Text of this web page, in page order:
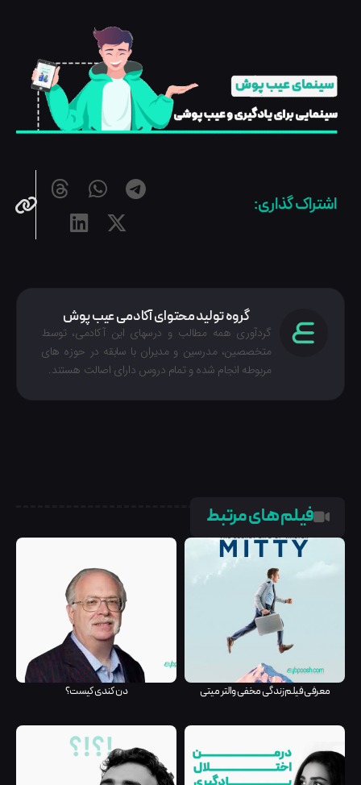
اشتراک گذاری:
گروه تولید محتوای آکادمی عیب پوش
گردآوری همه مطالب و درسهای این آکادمی، توسط
متخصصین، مدرسین و مدیران با سابقه در حوزه های
مربوطه انجام شده‌ و تمام دروس دارای اصالت هستند.
فیلم های مرتبط
معرفی فیلم زندگی مخفی والتر میتی دن کندی کیست؟